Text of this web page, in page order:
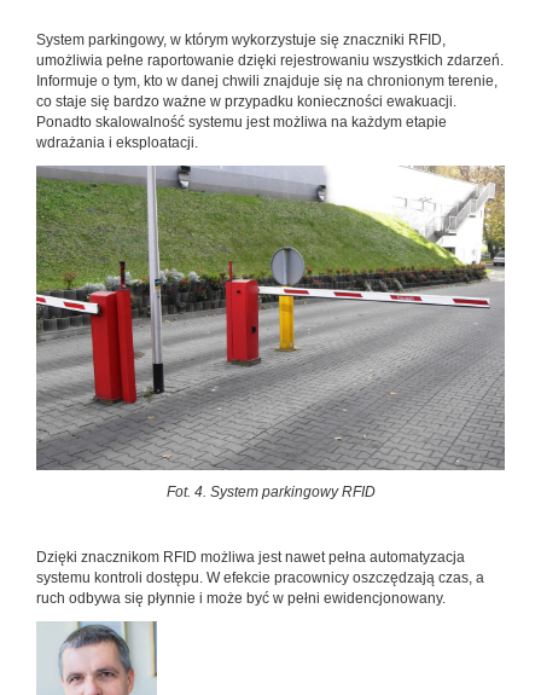
System parkingowy, w którym wykorzystuje się znaczniki RFID,
umożliwia pełne raportowanie dzięki rejestrowaniu wszystkich zdarzeń.
Informuje o tym, kto w danej chwili znajduje się na chronionym terenie,
co staje się bardzo ważne w przypadku konieczności ewakuacji.
Ponadto skalowalność systemu jest możliwa na każdym etapie
wdrażania i eksploatacji.
Fot. 4. System parkingowy RFID
Dzięki znacznikom RFID możliwa jest nawet pełna automatyzacja
systemu kontroli dostępu. W efekcie pracownicy oszczędzają czas, a
ruch odbywa się płynnie i może być w pełni ewidencjonowany.